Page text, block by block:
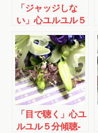
「ジャッジしな
い」心ユルユル５
分傾聴-基本編３
「目で聴く」心ユ
ルユル５分傾聴-